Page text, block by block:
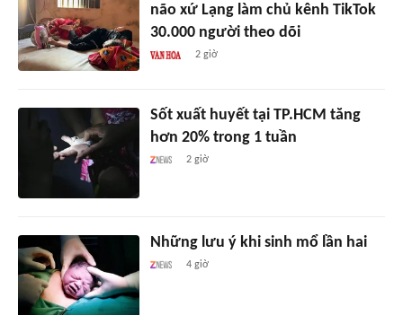
não xứ Lạng làm chủ kênh TikTok
30.000 người theo dõi
2 giờ
Sốt xuất huyết tại TP.HCM tăng
hơn 20% trong 1 tuần
2 giờ
Những lưu ý khi sinh mổ lần hai
4 giờ